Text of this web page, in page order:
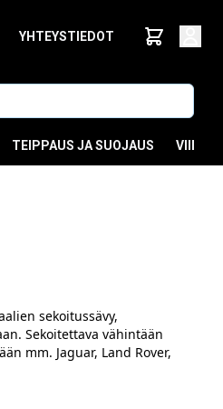
YHTEYSTIEDOT
TEIPPAUS JA SUOJAUS
sekoitussävy,
Sekoitettava vähintään
mm. Jaguar, Land Rover,